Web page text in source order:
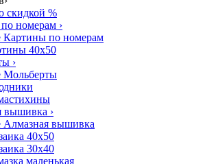
скидкой %
номерам ›
Картины по номерам
40x50
›
Мольберты
вышивка ›
Алмазная вышивка
40x50
30x40
маленькая